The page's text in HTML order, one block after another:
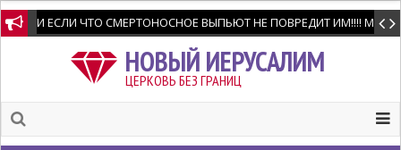
И ЕСЛИ ЧТО СМЕРТОНОСНОЕ ВЫПЬЮТ НЕ ПОВРЕДИТ ИМ!!!! Мне
НОВЫЙ ИЕРУСАЛИМ
ЦЕРКОВЬ БЕЗ ГРАНИЦ